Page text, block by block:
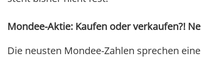
Mondee-Aktie: Kaufen oder verkaufen?!
Die neusten Mondee-Zahlen sprechen